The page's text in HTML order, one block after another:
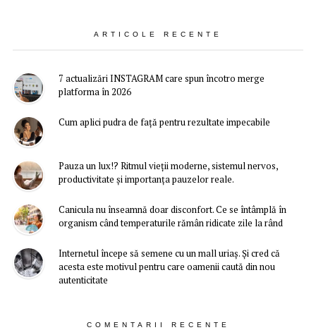
ARTICOLE RECENTE
7 actualizări INSTAGRAM care spun încotro merge
platforma în 2026
Cum aplici pudra de față pentru rezultate impecabile
Pauza un lux!? Ritmul vieții moderne, sistemul nervos,
productivitate și importanța pauzelor reale.
Canicula nu înseamnă doar disconfort. Ce se întâmplă în
organism când temperaturile rămân ridicate zile la rând
Internetul începe să semene cu un mall uriaș. Și cred că
acesta este motivul pentru care oamenii caută din nou
autenticitate
COMENTARII RECENTE